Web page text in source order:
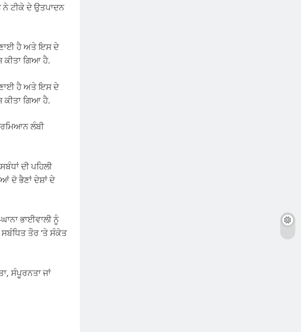
ਨੇ ਟੀਕੇ ਦੇ ਉਤਪਾਦਨ
ਹੈ ਅਤੇ ਇਸ ਦੇ
ਕੀਤਾ ਗਿਆ ਹੈ.
ਹੈ ਅਤੇ ਇਸ ਦੇ
ਕੀਤਾ ਗਿਆ ਹੈ.
ਲੰਬੀ
ਦੀ ਪਹਿਲੀ
ਦੋ ਭੈਣਾਂ ਦੇਸ਼ਾਂ ਦੇ
ਭਾਈਵਾਲੀ ਨੂੰ
ਤੌਰ ‘ਤੇ ਸੰਕੇਤ
ਸੰਪੂਰਨਤਾ ਜਾਂ